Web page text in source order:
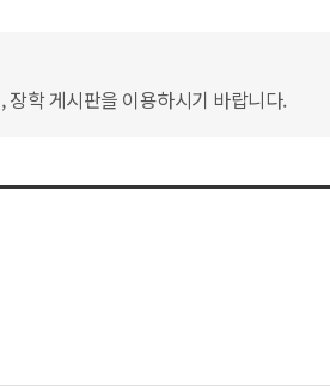
학 게시판을 이용하시기 바랍니다.